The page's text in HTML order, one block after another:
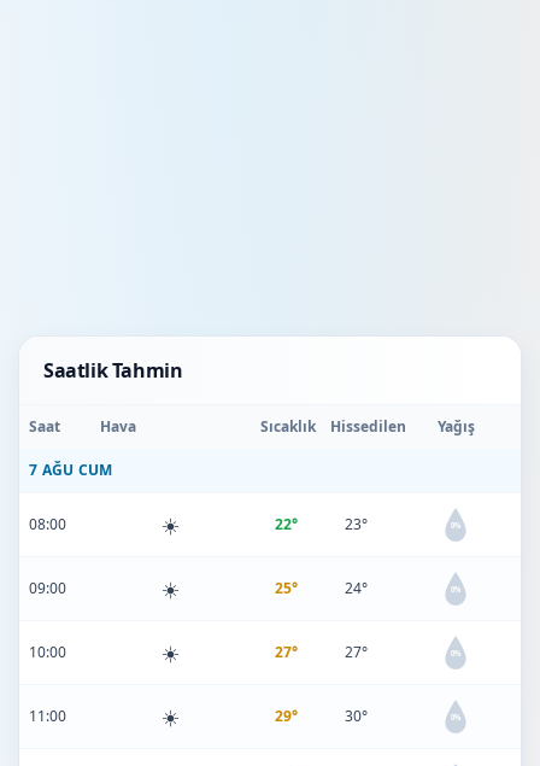
Saatlik Tahmin
Saat Hava Sıcaklık Hissedilen Yağış
7 AĞU CUM
08:00 ☀️ 22° 23° 0%
09:00 ☀️ 25° 24° 0%
10:00 ☀️ 27° 27° 0%
11:00 ☀️ 29° 30° 0%